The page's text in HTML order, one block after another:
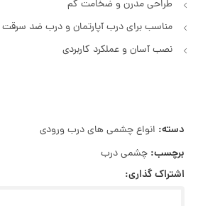
طراحی مدرن و ضخامت کم
مناسب برای درب آپارتمان و درب ضد سرقت
نصب آسان و عملکرد کاربردی
دسته: انواع چشمی های درب ورودی
برچسب: چشمی درب
اشتراک گذاری: